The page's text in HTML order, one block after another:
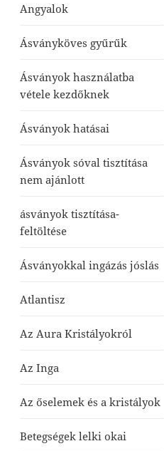
Angyalok
Ásványköves gyűrűk
Ásványok használatba
vétele kezdőknek
Ásványok hatásai
Ásványok sóval tisztítása
nem ajánlott
ásványok tisztítása-
feltöltése
Ásványokkal ingázás jóslás
Atlantisz
Az Aura Kristályokról
Az Inga
Az őselemek és a kristályok
Betegségek lelki okai